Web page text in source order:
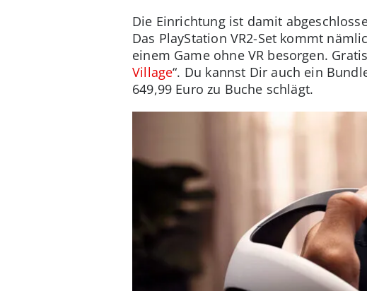
Die Einrichtung ist damit
Das PlayStation VR2-Set kommt
einem Game ohne VR besorgen.
Village“. Du kannst Dir auch ein
649,99 Euro zu Buche schlägt.